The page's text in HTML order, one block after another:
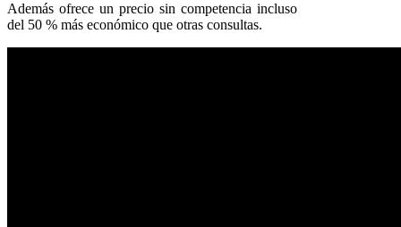
Además ofrece un precio sin competencia incluso
del 50 % más económico que otras consultas.